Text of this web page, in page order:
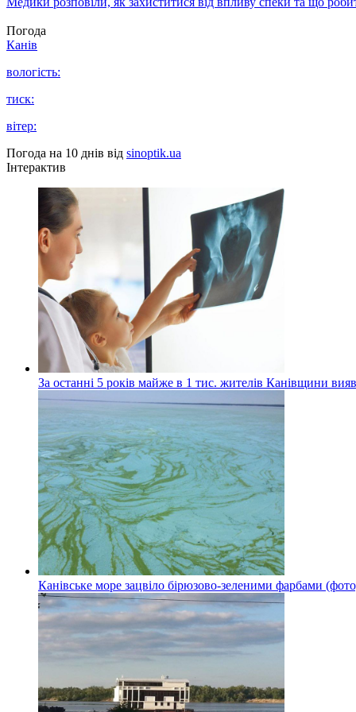
Погода
Канів
вологість:
тиск:
вітер:
Погода на 10 днів від sinoptik.ua
Інтерактив
За останні 5 років майже в 1 тис. жителів Канівщини
Канівське море зацвіло бірюзово-зеленими фарбами